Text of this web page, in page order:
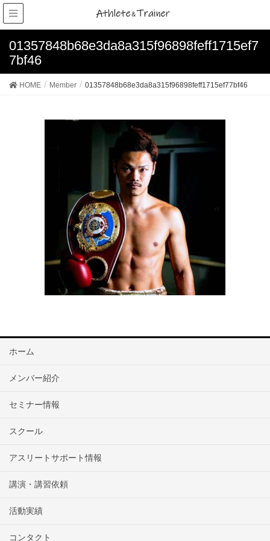
01357848b68e3da8a315f96898feff1715ef7
7bf46
HOME Member 01357848b68e3da8a315f96898feff1715ef77bf46
ホーム
メンバー紹介
セミナー情報
スクール
アスリートサポート情報
講演・講習依頼
活動実績
コンタクト